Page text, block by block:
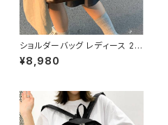
ショルダーバッグ レディース 2W
AY 大容量 ワンショルダー 斜め
がけバッグ レザー調 ビッグバッ
ンサイズ K-B0283
¥8,980